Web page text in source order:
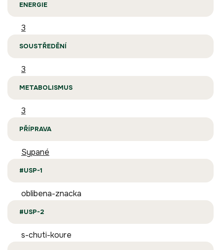
ENERGIE
3
SOUSTŘEDĚNÍ
3
METABOLISMUS
3
PŘÍPRAVA
Sypané
#USP-1
oblibena-znacka
#USP-2
s-chuti-koure